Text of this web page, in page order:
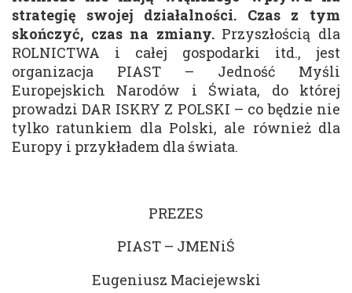
strategię swojej działalności. Czas z tym
skończyć, czas na zmiany.Przyszłością dla
ROLNICTWA i całej gospodarki itd., jest
organizacja PIAST – Jedność Myśli
Europejskich Narodów i Świata, do której
prowadzi DAR ISKRY Z POLSKI – co będzie nie
tylko ratunkiem dla Polski, ale również dla
Europy i przykładem dla świata.
PREZES
PIAST – JMENiŚ
Eugeniusz Maciejewski